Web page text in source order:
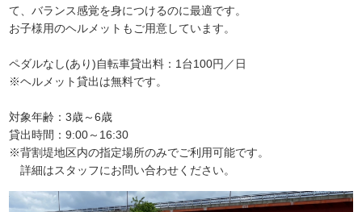
て、バランス感覚を身につけるのに最適です。
お子様用のヘルメットもご用意しています。
ペダルなし(あり)自転車貸出料：1台100円／日
※ヘルメット貸出は無料です。
対象年齢：3歳～6歳
貸出時間：9:00～16:30
※背割堤地区内の指定場所のみでご利用可能です。
詳細はスタッフにお問い合わせください。